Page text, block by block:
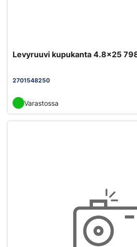
Levyruuvi kupukanta 4.8x25
2701548250
Varastossa